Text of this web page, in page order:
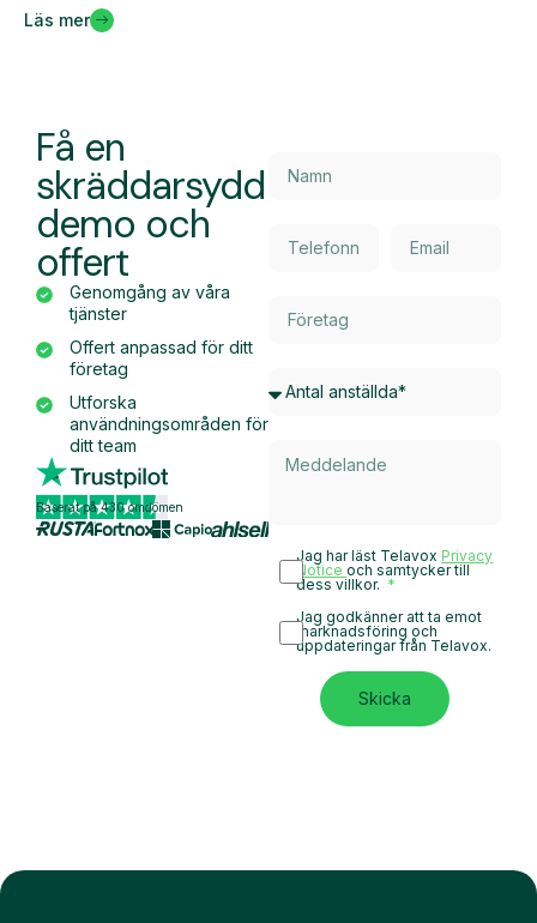
Läs mer
Få en
skräddarsydd
demo och
offert
Genomgång av våra
tjänster
Offert anpassad för ditt
företag
Utforska
användningsområden för
ditt team
Baserat på 430 omdömen
Jag har läst Telavox Privacy
Noticeoch samtycker till
dess villkor.
Jag godkänner att ta emot
marknadsföring och
uppdateringar från Telavox.
Skicka